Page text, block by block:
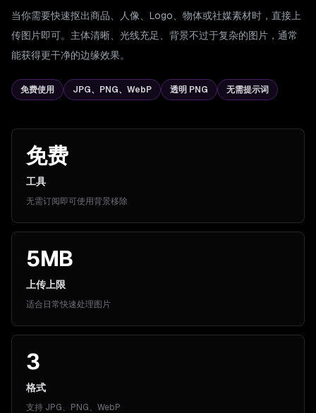
当你需要快速抠出商品、人像、Logo、物体或社媒素材时，直接上
传图片即可。主体清晰、光线充足、背景不过于复杂的图片，通常
能获得更干净的边缘效果。
免费使用 JPG、PNG、WebP 透明 PNG 无需提示词
免费
工具
无需订阅即可使用背景移除
5MB
上传上限
适合日常快速处理图片
3
格式
支持 JPG、PNG、WebP